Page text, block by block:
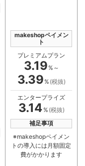
makeshopペイメン
ト
プレミアムプラン
3.19 %～
3.39 % (税抜)
エンタープライズ
3.14 % (税抜)
補足事項
※makeshopペイメン
トの導入には月額固定
費がかかります